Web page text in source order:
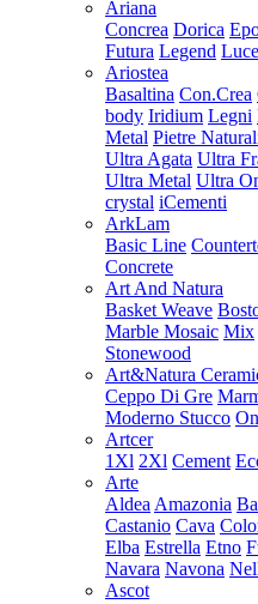
Ariana
Concrea Dorica
Futura Legend Luce
Ariostea
Basaltina Con.Crea
body Iridium Legni
Metal Pietre
Ultra Agata Ultra
Ultra Metal Ultra
crystal iCementi
ArkLam
Basic Line
Concrete
Art And Natura
Basket Weave
Marble Mosaic Mix
Stonewood
Art&Natura
Ceppo Di Gre
Moderno Stucco
Artcer
1Xl 2Xl Cement
Arte
Aldea Amazonia
Castanio Cava
Elba Estrella Etno
Navara Navona
Ascot